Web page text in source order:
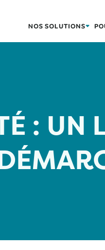
NOS SOLUTIONS
: UN